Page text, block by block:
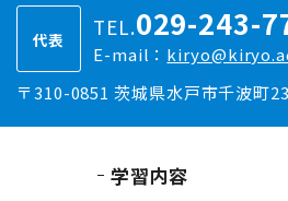
代表 TEL.029-243-
E-mail：
〒310-0851 茨城県水戸市千波町
学習内容